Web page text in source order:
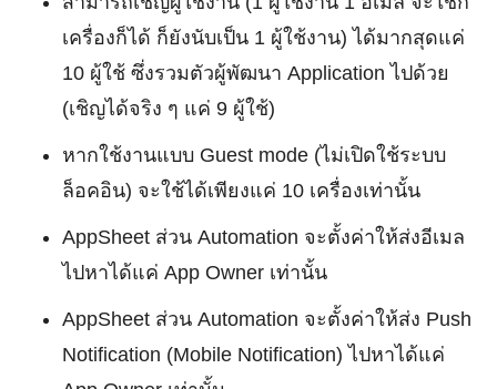
เครื่องก็ได้ ก็ยังนับเป็น 1 ผู้ใช้งาน) ได้มากสุดแค่
10 ผู้ใช้ ซึ่งรวมตัวผู้พัฒนา Application ไปด้วย
(เชิญได้จริง ๆ แค่ 9 ผู้ใช้)
หากใช้งานแบบ Guest mode (ไม่เปิดใช้ระบบ
ล็อคอิน) จะใช้ได้เพียงแค่ 10 เครื่องเท่านั้น
AppSheet ส่วน Automation จะตั้งค่าให้ส่งอีเมล
ไปหาได้แค่ App Owner เท่านั้น
AppSheet ส่วน Automation จะตั้งค่าให้ส่ง Push
Notification (Mobile Notification) ไปหาได้แค่